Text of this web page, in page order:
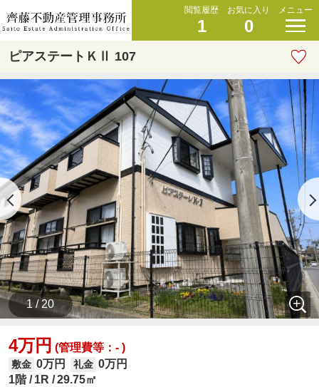
閲覧履歴
1
お気に入り
0
メニュー
ピアステートＫⅡ 107
1 / 20
4万円 (管理費等：- )
敷金 0万円 礼金 0万円
1階
1R 29.75㎡